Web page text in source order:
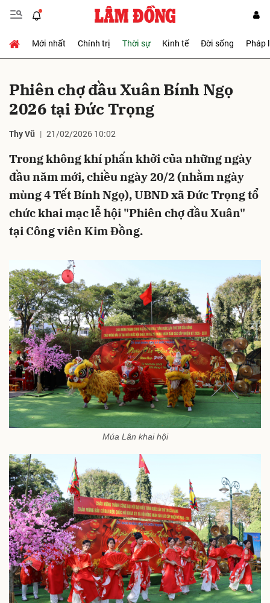
Mới nhất Chính trị Thời sự Kinh tế Đời sống Pháp
Phiên chợ đầu Xuân Bính Ngọ
2026 tại Đức Trọng
Thy Vũ 21/02/2026 10:02
Trong không khí phấn khởi của những ngày
đầu năm mới, chiều ngày 20/2 (nhằm ngày
mùng 4 Tết Bính Ngọ), UBND xã Đức Trọng tổ
chức khai mạc lễ hội "Phiên chợ đầu Xuân"
tại Công viên Kim Đồng.
Múa Lân khai hội
Gửi bình luận
Hủy Gửi